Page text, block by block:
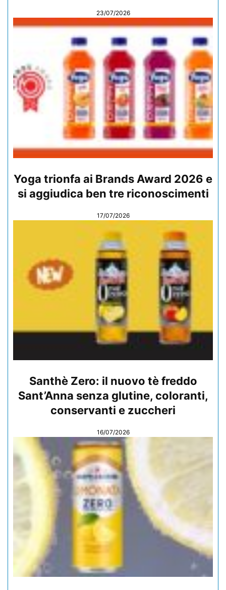
23/07/2026
Yoga trionfa ai Brands Award 2026 e
si aggiudica ben tre riconoscimenti
17/07/2026
Santhè Zero: il nuovo tè freddo
Sant’Anna senza glutine, coloranti,
conservanti e zuccheri
16/07/2026